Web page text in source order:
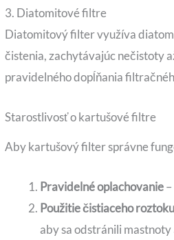
3. Diatomitové filtre
Diatomitový filter využíva
čistenia, zachytávajúc nečistoty
pravidelného dopĺňania
Starostlivosť o kartušové filtre
Aby kartušový filter správne
Pravidelné oplachovanie
Použitie čistiaceho roztoku
aby sa odstránili mastnoty